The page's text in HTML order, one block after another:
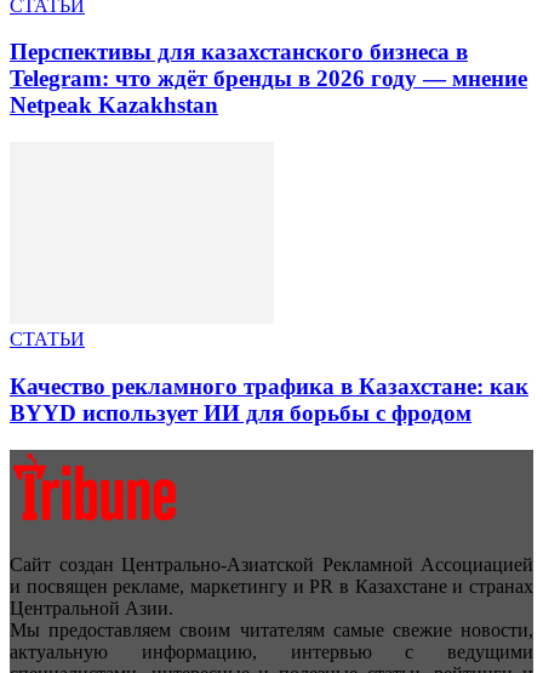
СТАТЬИ
Перспективы для казахстанского бизнеса в
Telegram: что ждёт бренды в 2026 году — мнение
Netpeak Kazakhstan
СТАТЬИ
Качество рекламного трафика в Казахстане: как
BYYD использует ИИ для борьбы с фродом
Сайт создан Центрально-Азиатской Рекламной Ассоциацией
и посвящен рекламе, маркетингу и PR в Казахстане и странах
Центральной Азии.
Мы предоставляем своим читателям самые свежие новости,
актуальную информацию, интервью с ведущими